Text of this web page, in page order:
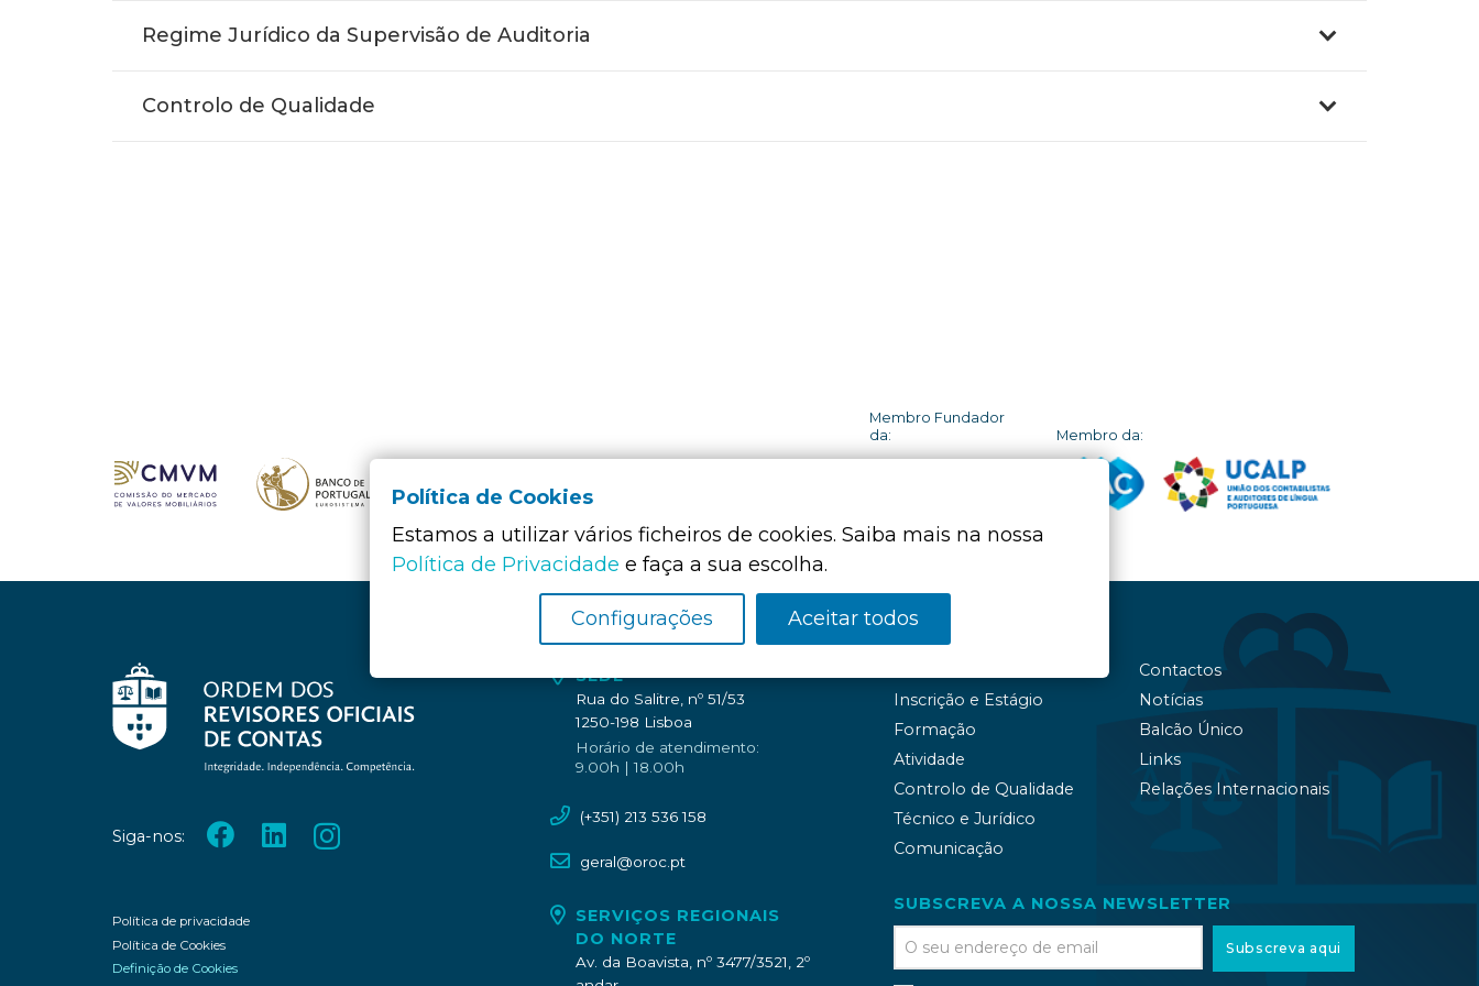
Regime Jurídico da Supervisão de Auditoria
Controlo de Qualidade
Membro Fundador
da:
Membro da:
Siga-nos:
Política de privacidade
Política de Cookies
Definição de Cookies
SEDE
Rua do Salitre, nº 51/53
1250-198 Lisboa
Horário de atendimento:
9.00h | 18.00h
(+351) 213 536 158
geral@oroc.pt
SERVIÇOS REGIONAIS
DO NORTE
Av. da Boavista, nº 3477/3521, 2º
Inscrição e Estágio
Formação
Atividade
Controlo de Qualidade
Técnico e Jurídico
Comunicação
Contactos
Notícias
Balcão Único
Links
Relações Internacionais
SUBSCREVA A NOSSA NEWSLETTER
Subscreva aqui
Política de Cookies
Estamos a utilizar vários ficheiros de cookies. Saiba mais na nossa
Política de Privacidade e faça a sua escolha.
Configurações Aceitar todos